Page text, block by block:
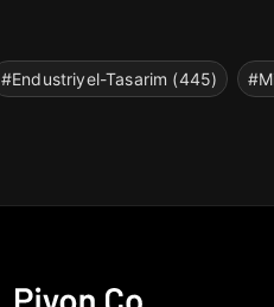
#Endustriyel-Tasarim (445)